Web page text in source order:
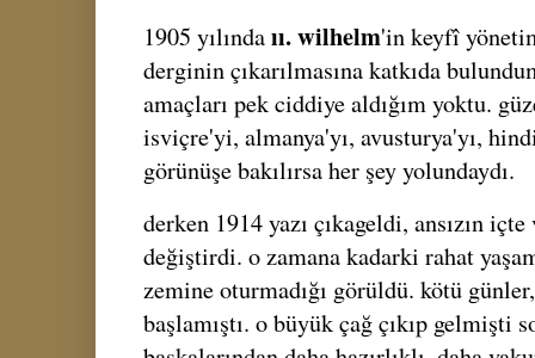
1905 yılındaıı. wilhelm'in keyfî
derginin çıkarılmasına katkıda
amaçları pek ciddiye aldığım yoktu.
isviçre'yi, almanya'yı, avusturya'yı,
görünüşe bakılırsa her şey yolundaydı.
derken 1914 yazı çıkageldi, ansızın
değiştirdi. o zamana kadarki rahat
zemine oturmadığı görüldü. kötü
başlamıştı. o büyük çağ çıkıp gelmişti